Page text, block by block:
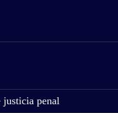
justicia penal